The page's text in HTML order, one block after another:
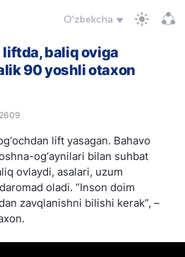
O'zbekcha
liftda, baliq oviga
90 yoshli otaxon
lift yasagan. Bahavo
og‘aynilari bilan suhbat
ovlaydi, asalari, uzum
oladi. “Inson doim
zavqlanishni bilishi kerak”, –